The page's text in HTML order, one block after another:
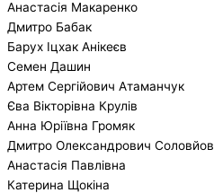
Анастасія Макаренко
Дмитро Бабак
Барух Іцхак Анікеєв
Семен Дашин
Артем Сергійович Атаманчук
Єва Вікторівна Крулів
Анна Юріївна Громяк
Дмитро Олександрович Соловйов
Анастасія Павлівна
Катерина Щокіна